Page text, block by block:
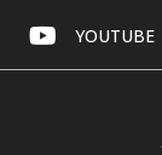
YOUTUBE